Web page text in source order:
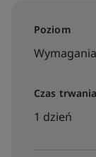
Poziom
Wymagania
Czas trwania
1 dzień